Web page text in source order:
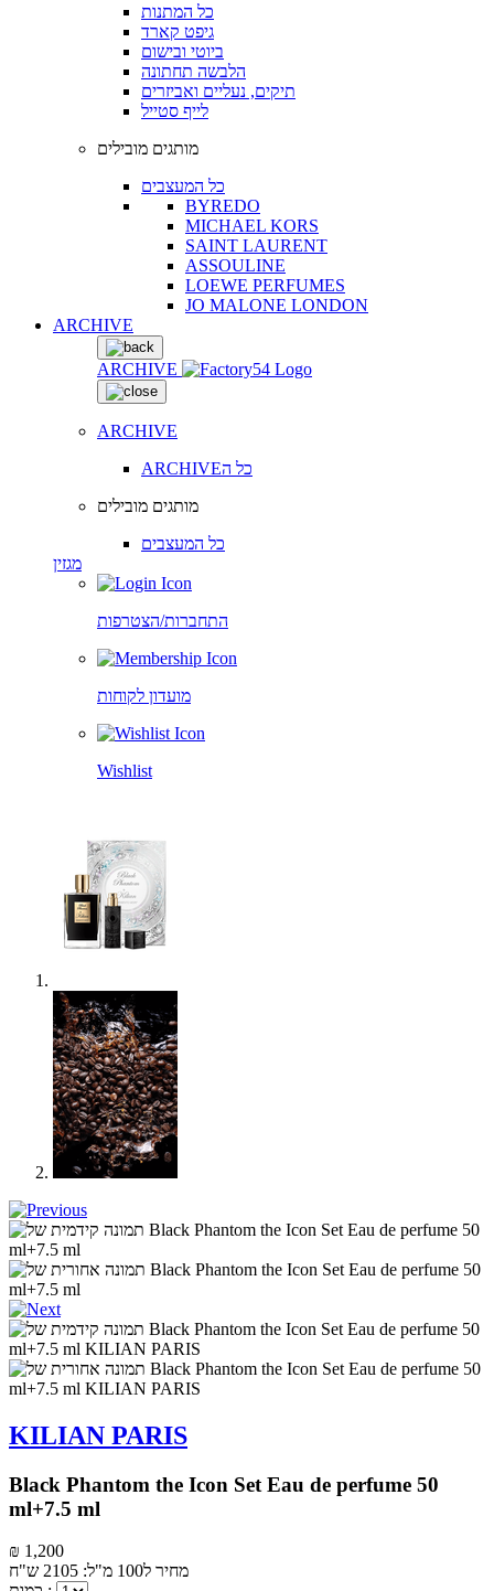
כל המתנות
גיפט קארד
ביוטי ובישום
הלבשה תחתונה
תיקים, נעליים ואביזרים
לייף סטייל
מותגים מובילים
כל המעצבים
BYREDO
MICHAEL KORS
SAINT LAURENT
ASSOULINE
LOEWE PERFUMES
JO MALONE LONDON
ARCHIVE
ARCHIVE
ARCHIVE
ARCHIVEכל ה
מותגים מובילים
כל המעצבים
מגזין
התחברות/הצטרפות
מועדון לקוחות
Wishlist
KILIAN PARIS
Black Phantom the Icon Set Eau de perfume 50
ml+7.5 ml
₪ 1,200
מחיר ל100 מ"ל: 2105 ש"ח